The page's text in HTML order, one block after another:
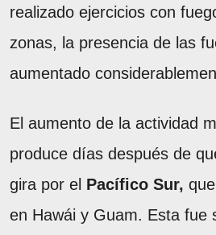
realizado ejercicios con
zonas, la presencia de las
aumentado
El aumento de la actividad
produce días después de
gira por el Pacífico Sur,
en Hawái y Guam. Esta fue